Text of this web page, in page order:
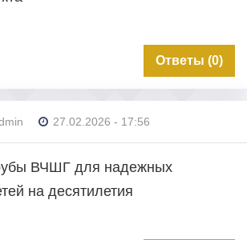
Ответы (0)
27.02.2026 - 17:56
ВЧШГ для надежных
на десятилетия